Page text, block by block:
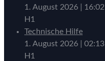
1. August 2026
16:02
H1
Technische Hilfe
1. August 2026
02:13
H1